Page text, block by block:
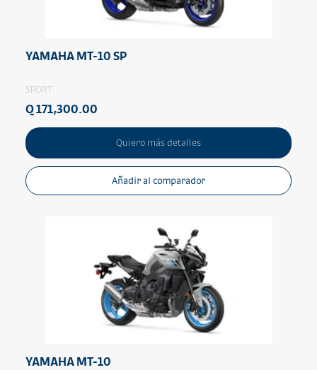
YAMAHA MT-10 SP
SPORT
Q 171,300.00
Quiero más detalles
Añadir al comparador
YAMAHA MT-10